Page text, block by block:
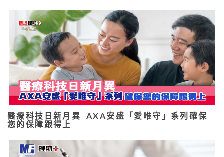
醫療科技日新月異 AXA安盛「愛唯守」系列確保
您的保障跟得上